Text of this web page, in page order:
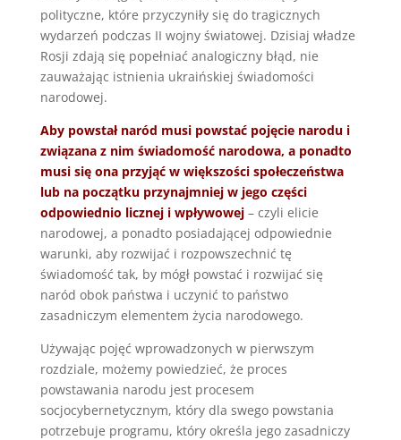
polityczne, które przyczyniły się do tragicznych
wydarzeń podczas II wojny światowej. Dzisiaj władze
Rosji zdają się popełniać analogiczny błąd, nie
zauważając istnienia ukraińskiej świadomości
narodowej.
Aby powstał naród musi powstać pojęcie narodu i
związana z nim świadomość narodowa, a ponadto
musi się ona przyjąć w większości społeczeństwa
lub na początku przynajmniej w jego części
odpowiednio licznej i wpływowej – czyli elicie
narodowej, a ponadto posiadającej odpowiednie
warunki, aby rozwijać i rozpowszechnić tę
świadomość tak, by mógł powstać i rozwijać się
naród obok państwa i uczynić to państwo
zasadniczym elementem życia narodowego.
Używając pojęć wprowadzonych w pierwszym
rozdziale, możemy powiedzieć, że proces
powstawania narodu jest procesem
socjocybernetycznym, który dla swego powstania
potrzebuje programu, który określa jego zasadniczy